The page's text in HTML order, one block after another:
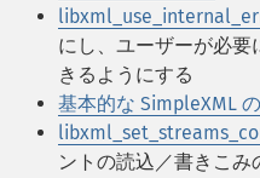
にし、ユーザーが必
きるようにする
基本的な SimpleXML
ントの読込／書きこ